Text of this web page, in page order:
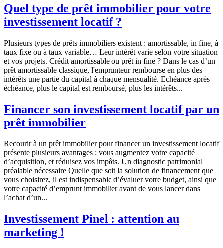
Quel type de prêt immobilier pour votre
investissement locatif ?
Plusieurs types de prêts immobiliers existent : amortissable, in fine, à
taux fixe ou à taux variable… Leur intérêt varie selon votre situation
et vos projets. Crédit amortissable ou prêt in fine ? Dans le cas d’un
prêt amortissable classique, l'emprunteur rembourse en plus des
intérêts une partie du capital à chaque mensualité. Echéance après
échéance, plus le capital est remboursé, plus les intérêts...
Financer son investissement locatif par un
prêt immobilier
Recourir à un prêt immobilier pour financer un investissement locatif
présente plusieurs avantages : vous augmentez votre capacité
d’acquisition, et réduisez vos impôts. Un diagnostic patrimonial
préalable nécessaire Quelle que soit la solution de financement que
vous choisirez, il est indispensable d’évaluer votre budget, ainsi que
votre capacité d’emprunt immobilier avant de vous lancer dans
l’achat d’un...
Investissement Pinel : attention au
marketing !